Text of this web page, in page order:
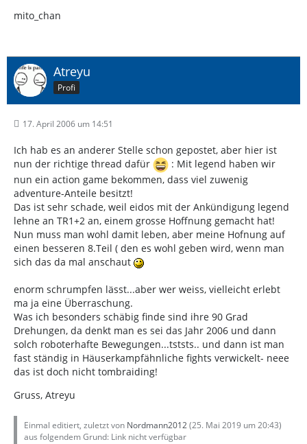
mito_chan
Atreyu
Profi
17. April 2006 um 14:51
Ich hab es an anderer Stelle schon gepostet, aber hier ist
nun der richtige thread dafür
: Mit legend haben wir
nun ein action game bekommen, dass viel zuwenig
adventure-Anteile besitzt!
Das ist sehr schade, weil eidos mit der Ankündigung legend
lehne an TR1+2 an, einem grosse Hoffnung gemacht hat!
Nun muss man wohl damit leben, aber meine Hofnung auf
einen besseren 8.Teil ( den es wohl geben wird, wenn man
sich das da mal anschaut
enorm schrumpfen lässt...aber wer weiss, vielleicht erlebt
ma ja eine Überraschung.
Was ich besonders schäbig finde sind ihre 90 Grad
Drehungen, da denkt man es sei das Jahr 2006 und dann
solch roboterhafte Bewegungen...tststs.. und dann ist man
fast ständig in Häuserkampfähnliche fights verwickelt- neee
das ist doch nicht tombraiding!
Gruss, Atreyu
Einmal editiert, zuletzt von Nordmann2012(25. Mai 2019 um 20:43)
aus folgendem Grund: Link nicht verfügbar